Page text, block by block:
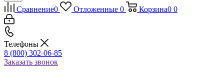
Сравнение0 Отложенные 0 Корзина0 0
Телефоны
8 (800) 302-06-85
Заказать звонок